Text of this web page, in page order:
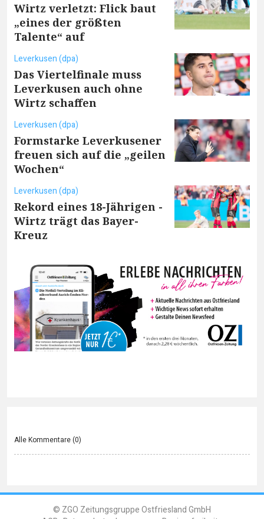
Wirtz verletzt: Flick baut
„eines der größten
Talente“ auf
Leverkusen (dpa)
Das Viertelfinale muss
Leverkusen auch ohne
Wirtz schaffen
Leverkusen (dpa)
Formstarke Leverkusener
freuen sich auf die „geilen
Wochen“
Leverkusen (dpa)
Rekord eines 18-Jährigen -
Wirtz trägt das Bayer-
Kreuz
Alle Kommentare (0)
© ZGO Zeitungsgruppe Ostfriesland GmbH